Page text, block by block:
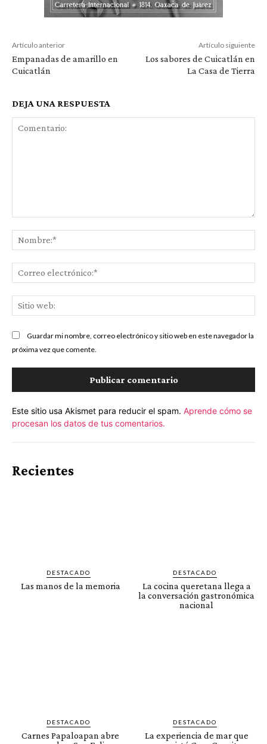
Artículo anterior
Empanadas de amarillo en
Cuicatlán
Artículo siguiente
Los sabores de Cuicatlán en
La Casa de Tierra
DEJA UNA RESPUESTA
Guardar mi nombre, correo electrónico y sitio web en este navegador la
próxima vez que comente.
Este sitio usa Akismet para reducir el spam. Aprende cómo se
procesan los datos de tus comentarios.
Recientes
DESTACADO
Las manos de la memoria
DESTACADO
La cocina queretana llega a
la conversación gastronómica
nacional
DESTACADO
Carnes Papaloapan abre
DESTACADO
La experiencia de mar que